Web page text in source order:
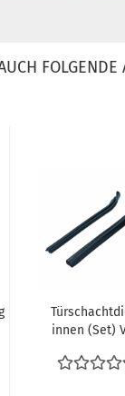
FOLGENDE
innen (Set)